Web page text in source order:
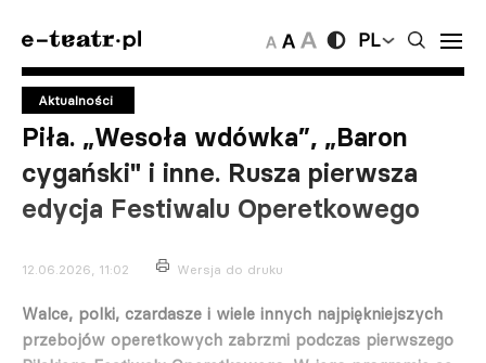
PL
Aktualności
Piła. „Wesoła wdówka”, „Baron
cygański" i inne. Rusza pierwsza
edycja Festiwalu Operetkowego
12.06.2026, 11:02 Wersja do druku
Walce, polki, czardasze i wiele innych najpiękniejszych
przebojów operetkowych zabrzmi podczas pierwszego